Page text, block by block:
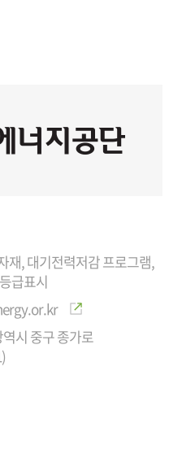
재, 대기전력저감 프로그램,
급표시
시 중구 종가로